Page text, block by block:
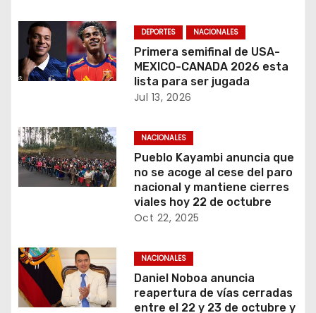
a
s
DEPORTES NACIONALES
Primera semifinal de USA-
MEXICO-CANADA 2026 esta
lista para ser jugada
Jul 13, 2026
NACIONALES
Pueblo Kayambi anuncia que
no se acoge al cese del paro
nacional y mantiene cierres
viales hoy 22 de octubre
Oct 22, 2025
NACIONALES
Daniel Noboa anuncia
reapertura de vías cerradas
entre el 22 y 23 de octubre y